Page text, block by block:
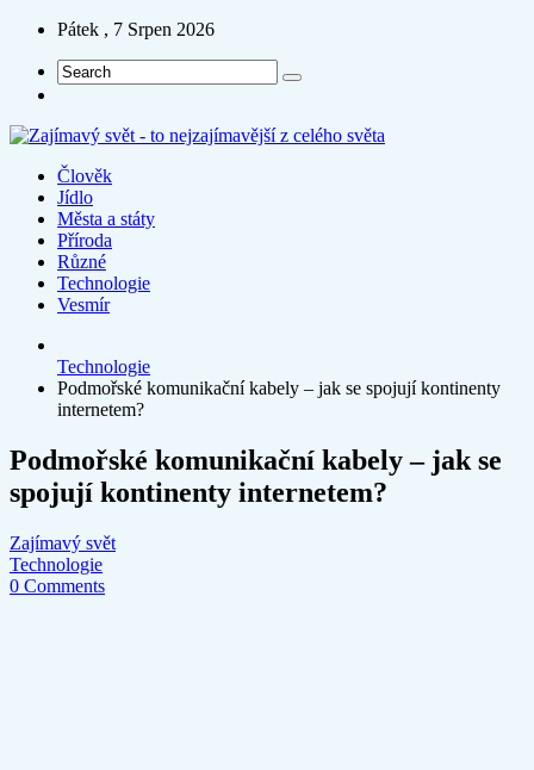
Pátek , 7 Srpen 2026
Člověk
Jídlo
Města a státy
Příroda
Různé
Technologie
Vesmír
Technologie
Podmořské komunikační kabely – jak se spojují kontinenty
internetem?
Podmořské komunikační kabely – jak se
spojují kontinenty internetem?
Zajímavý svět
Technologie
0 Comments